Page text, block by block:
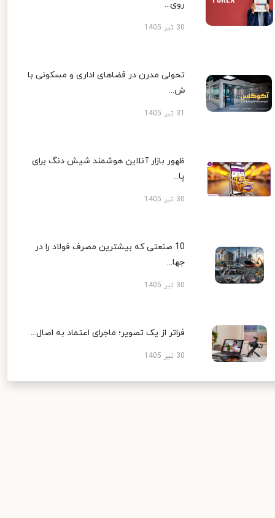
روی...
30 تیر 1405
تحولی مدرن در فضاهای اداری و مسکونی با
ش...
ظهور بازار آنلاین هوشمند شیش دنگ برای
پا...
30 تیر 1405
10 صنعتی که بیشترین مصرف فولاد را در
جها...
30 تیر 1405
فراتر از یک تصویر؛ ماجرای اعتماد به اصال...
30 تیر 1405